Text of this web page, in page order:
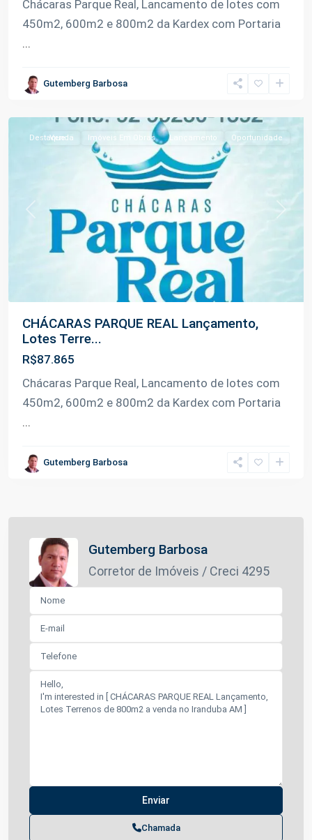
Chácaras Parque Real, Lancamento de lotes com
450m2, 600m2 e 800m2 da Kardex com Portaria
...
Gutemberg Barbosa
Km
Urbano,
Previous Next
Destaque
Venda Imóveis Em Obras Lançamento Oportunidade
CHÁCARAS PARQUE REAL Lançamento,
Lotes Terre...
R$87.865
Chácaras Parque Real, Lancamento de lotes com
450m2, 600m2 e 800m2 da Kardex com Portaria
...
Gutemberg Barbosa
Gutemberg Barbosa
Corretor de Imóveis / Creci 4295
Chamada